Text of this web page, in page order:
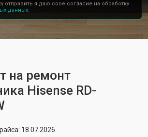
отправить я даю свое согласие на обработку
данных.
на ремонт
Hisense RD-
18.07.2026